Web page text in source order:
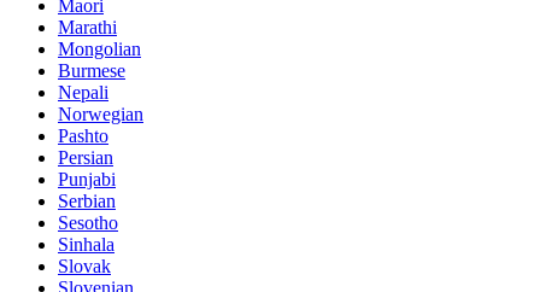
Maori
Marathi
Mongolian
Burmese
Nepali
Norwegian
Pashto
Persian
Punjabi
Serbian
Sesotho
Sinhala
Slovak
Slovenian